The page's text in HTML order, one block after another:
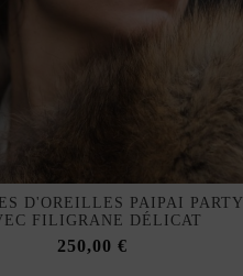
D'OREILLES PAIPAI PARTY
FILIGRANE DÉLICAT
250,00 €